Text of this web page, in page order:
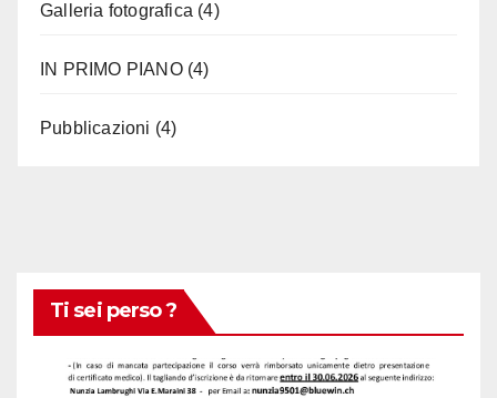
Galleria fotografica (4)
IN PRIMO PIANO(4)
Pubblicazioni (4)
Ti sei perso ?